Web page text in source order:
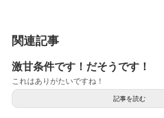
関連記事
激甘条件です！だそうです！
これはありがたいですね！
記事を読む